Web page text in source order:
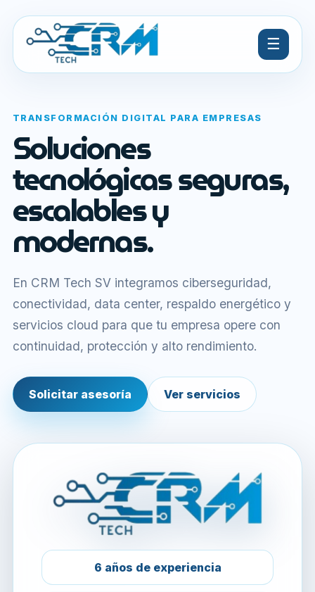
☰
TRANSFORMACIÓN DIGITAL PARA EMPRESAS
Soluciones
tecnológicas seguras,
escalables y
modernas.
En CRM Tech SV integramos ciberseguridad,
conectividad, data center, respaldo energético y
servicios cloud para que tu empresa opere con
continuidad, protección y alto rendimiento.
Solicitar asesoría Ver servicios
6 años de experiencia